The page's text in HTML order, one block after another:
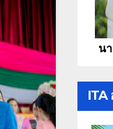
น
ITA